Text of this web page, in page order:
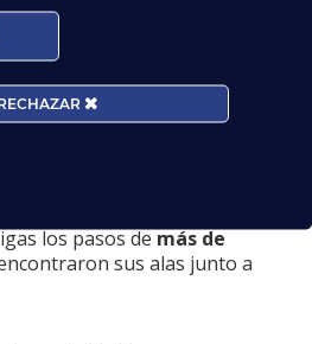
Aeronáuticos más grande de
a alcanzar tu nuevo futuro.
de Cabina de
los pasos demás de
sus alas junto a